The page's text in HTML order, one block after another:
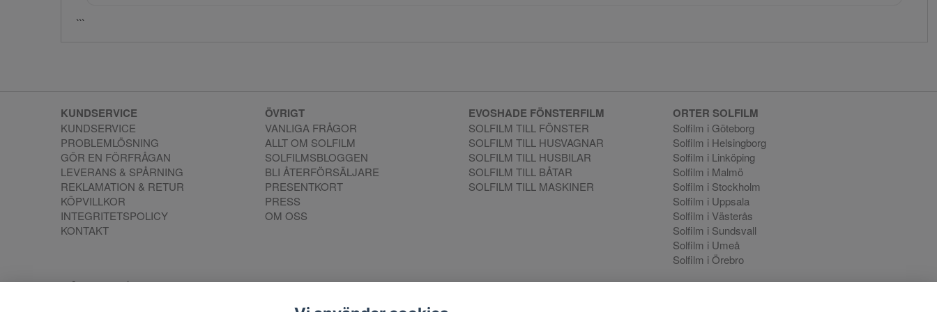
```
KUNDSERVICE
KUNDSERVICE
PROBLEMLÖSNING
GÖR EN FÖRFRÅGAN
LEVERANS & SPÅRNING
REKLAMATION & RETUR
KÖPVILLKOR
INTEGRITETSPOLICY
KONTAKT
ÖVRIGT
VANLIGA FRÅGOR
ALLT OM SOLFILM
SOLFILMSBLOGGEN
BLI ÅTERFÖRSÄLJARE
PRESENTKORT
PRESS
OM OSS
EVOSHADE FÖNSTERFILM
SOLFILM TILL FÖNSTER
SOLFILM TILL HUSVAGNAR
SOLFILM TILL HUSBILAR
SOLFILM TILL BÅTAR
SOLFILM TILL MASKINER
ORTER SOLFILM
Solfilm i Göteborg
Solfilm i Helsingborg
Solfilm i Linköping
Solfilm i Malmö
Solfilm i Stockholm
Solfilm i Uppsala
Solfilm i Västerås
Solfilm i Sundsvall
Solfilm i Umeå
Solfilm i Örebro